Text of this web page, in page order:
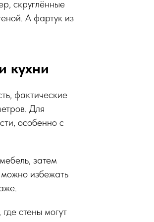
скруглённые
А фартук из
кухни
фактические
Для
особенно с
затем
можно избежать
стены могут